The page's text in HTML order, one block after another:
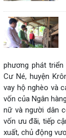
phương phát
Cư Né, huyện
vay hộ nghèo và
vốn của Ngân
nữ và người dân
vốn ưu đãi, tiếp
xuất, chủ động